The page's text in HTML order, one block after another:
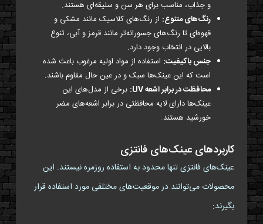
و جذاب، مناسب برای هر سن و سلیقه‌ای هستند.
رنگ‌های متنوع: از رنگ‌های کلاسیک مانند مشکی و
قهوه‌ای تا رنگ‌های جسورانه‌تر مانند قرمز و آبی، تنوع
بالایی در انتخاب وجود دارد.
جنس باکیفیت: استفاده از مواد اولیه مرغوب باعث شده
است که این عینک‌ها سبک و در عین حال مقاوم باشند.
محافظت در برابر اشعه UV:
برخی از مدل‌های این
عینک‌ها دارای لایه محافظتی در برابر اشعه‌های مضر
خورشید هستند.
کاربردهای عینک‌های فانتزی
عینک‌های فانتزی تنها محدود به استفاده روزمره نیستند. این
محصولات می‌توانند در موقعیت‌های مختلفی مورد استفاده قرار
بگیرند: